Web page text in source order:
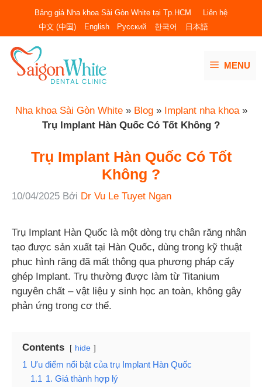
nội
dung
Bảng giá Nha khoa Sài Gòn White tại Tp.HCM
Liên hệ
中文 (中国)
English Русский 한국어 日本語
MENU
Nha khoa Sài Gòn White» Blog» Implant nha khoa»
Trụ Implant Hàn Quốc Có Tốt Không ?
Trụ Implant Hàn Quốc Có Tốt
Không ?
10/04/2025 Bởi Dr Vu Le Tuyet Ngan
Trụ Implant Hàn Quốc là một dòng trụ chân răng nhân
tạo được sản xuất tại Hàn Quốc, dùng trong kỹ thuật
phục hình răng đã mất thông qua phương pháp cấy
ghép Implant. Trụ thường được làm từ Titanium
nguyên chất – vật liệu y sinh học an toàn, không gây
phản ứng trong cơ thể.
Contents hide
1 Ưu điểm nổi bật của trụ Implant Hàn Quốc
1.1 1. Giá thành hợp lý